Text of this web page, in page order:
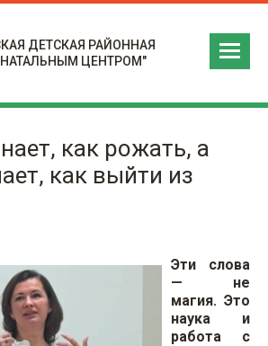
ДЕТСКАЯ РАЙОННАЯ
ЦЕНТРОМ"
как рожать, а
как выйти из
Эти слова
— не
магия. Это
наука и
работа с